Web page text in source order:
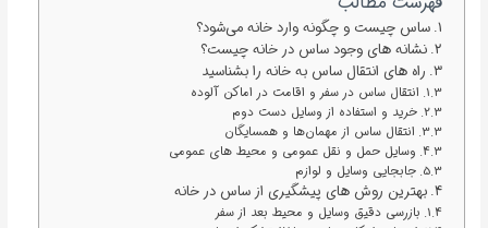
ساس چیست و چگونه وارد خانه می‌شود؟
نشانه های وجود ساس در خانه چیست؟
راه های انتقال ساس به خانه را بشناسید
انتقال ساس در سفر و اقامت در اماکن آلوده
خرید و استفاده از وسایل دست دوم
انتقال ساس از مهمان‌ها و همسایگان
وسایل حمل و نقل عمومی و محیط های عمومی
جابجایی وسایل و لوازم
بهترین روش های پیشگیری از ساس در خانه
بازرسی دقیق وسایل و محیط بعد از سفر